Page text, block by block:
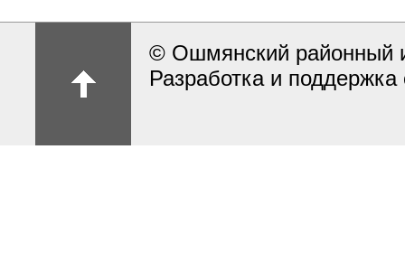
© Ошмянский районный
Разработка и поддержка